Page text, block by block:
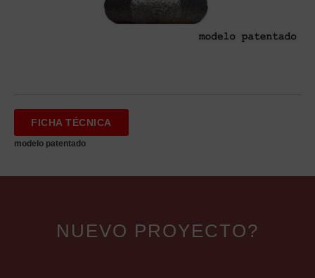
FICHA TÉCNICA
modelo patentado
NUEVO PROYECTO?